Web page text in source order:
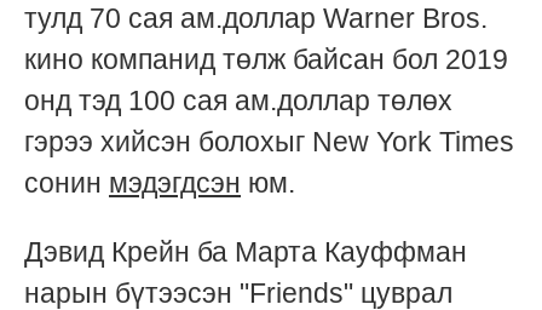
тулд 70 сая ам.доллар Warner Bros.
кино компанид төлж байсан бол 2019
онд тэд 100 сая ам.доллар төлөх
гэрээ хийсэн болохыг New York Times
сонин мэдэгдсэн юм.
Дэвид Крейн ба Марта Кауффман
нарын бүтээсэн "Friends" цуврал